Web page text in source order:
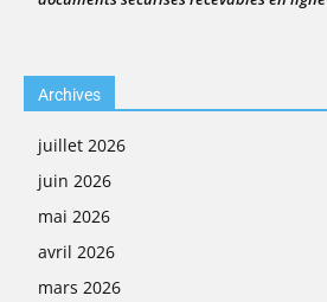
Archives
juillet 2026
juin 2026
mai 2026
avril 2026
mars 2026